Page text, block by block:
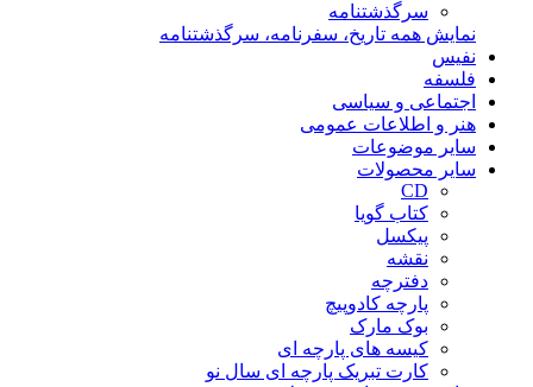
سرگذشتنامه
نمایش همه تاریخ، سفرنامه، سرگذشتنامه
نفیس
فلسفه
اجتماعی و سیاسی
هنر و اطلاعات عمومی
سایر موضوعات
سایر محصولات
CD
کتاب گویا
پیکسل
نقشه
دفترچه
پارچه کادوپیچ
بوک مارک
کیسه های پارچه ای
کارت تبریک پارچه ای سال نو